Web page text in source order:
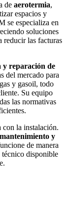
de aerotermia,
espacios y
se especializa en
soluciones
reducir las facturas
y reparación de
del mercado para
y gasoil, todo
Su equipo
las normativas
la instalación.
mantenimiento y
de manera
disponible